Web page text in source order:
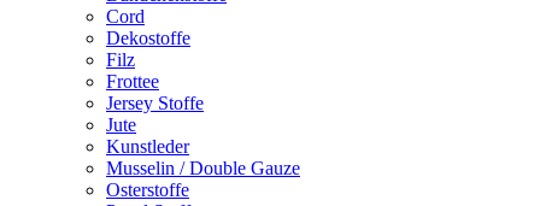
Cord
Dekostoffe
Filz
Frottee
Jersey Stoffe
Jute
Kunstleder
Musselin / Double Gauze
Osterstoffe